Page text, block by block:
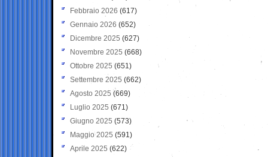
Febbraio 2026 (617)
Gennaio 2026 (652)
Dicembre 2025 (627)
Novembre 2025 (668)
Ottobre 2025 (651)
Settembre 2025 (662)
Agosto 2025 (669)
Luglio 2025 (671)
Giugno 2025 (573)
Maggio 2025 (591)
Aprile 2025 (622)